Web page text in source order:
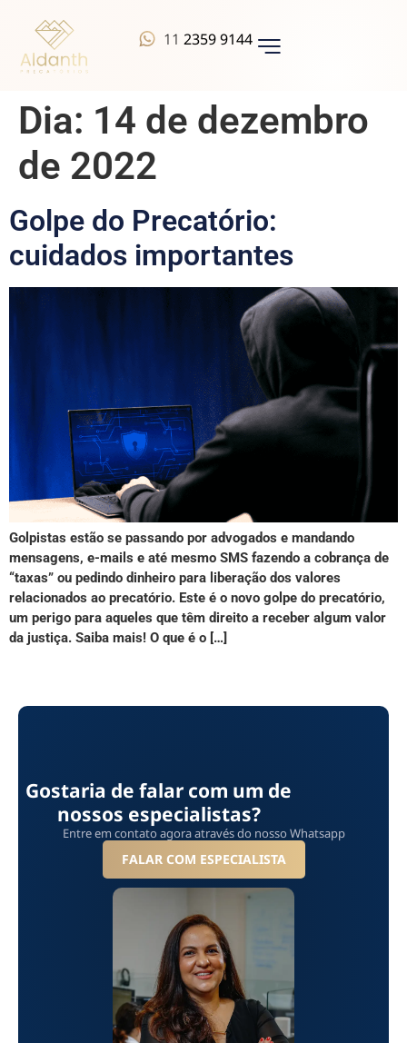
112359 9144
Dia: 14 de dezembro
de 2022
Golpe do Precatório:
cuidados importantes
Golpistas estão se passando por advogados e mandando
mensagens, e-mails e até mesmo SMS fazendo a cobrança de
“taxas” ou pedindo dinheiro para liberação dos valores
relacionados ao precatório. Este é o novo golpe do precatório,
um perigo para aqueles que têm direito a receber algum valor
da justiça. Saiba mais! O que é o […]
Gostaria de falar com um de
nossos especialistas?
Entre em contato agora através do nosso Whatsapp
FALAR COM ESPECIALISTA